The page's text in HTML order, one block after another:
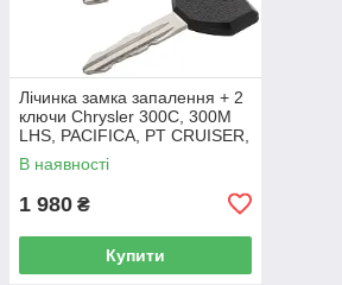
Лічинка замка запалення + 2
ключи Chrysler 300C, 300M
LHS, PACIFICA, PT CRUISER,
SEBRING 5003843AB
В наявності
1 980 ₴
Купити